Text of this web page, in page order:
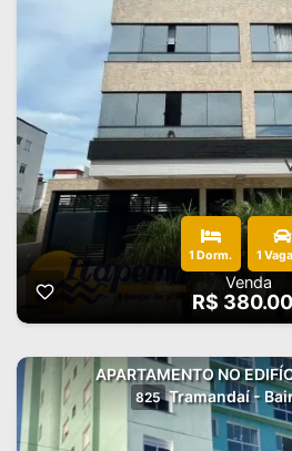
1 Dorm. 1
Venda
R$
APARTAMENTO NO
825 Tramandaí -